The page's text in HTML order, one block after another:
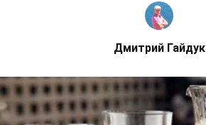
Дмитрий Гайдук